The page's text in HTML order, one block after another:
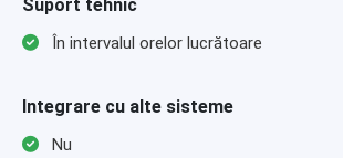
Suport tehnic
În intervalul orelor lucrătoare
Integrare cu alte sisteme
Nu